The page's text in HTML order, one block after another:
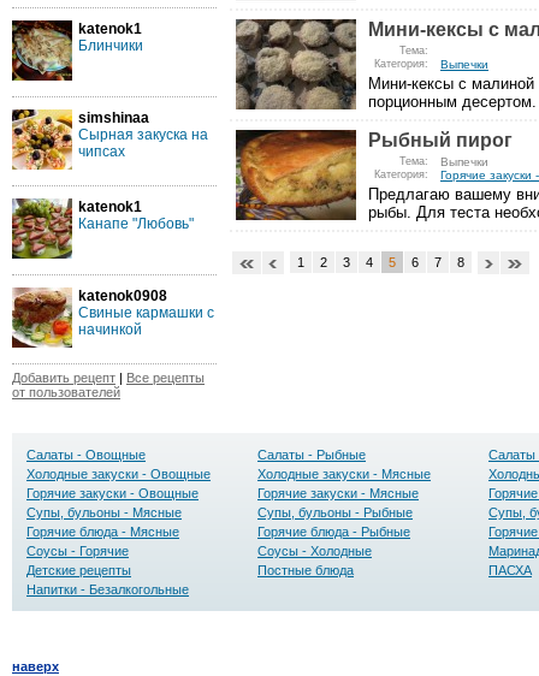
katenok1
Блинчики
simshinaa
Сырная закуска на
чипсах
katenok1
Канапе "Любовь"
katenok0908
Свиные кармашки с
начинкой
Добавить рецепт | Все рецепты
от пользователей
Мини-кексы с
Тема:
Категория:
Выпечки
Мини-кексы с
порционным
Рыбный пирог
Тема: Выпечки
Категория: Горячие
Предлагаю вашему
рыбы. Для теста
1 2 3 4 5 6 7 8
Салаты - Овощные Салаты - Рыбные
Салаты
Холодные закуски - Овощные
Холодные закуски - Мясные
Горячие закуски - Овощные
Горячие закуски - Мясные
Супы, бульоны - Мясные
Супы, бульоны - Рыбные
Супы,
Горячие блюда - Мясные
Горячие блюда - Рыбные
Соусы - Горячие
Соусы - Холодные
Детские рецепты
Постные блюда
ПАСХА
Напитки - Безалкогольные
наверх